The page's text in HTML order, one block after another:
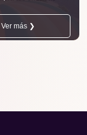
Ver más ❯